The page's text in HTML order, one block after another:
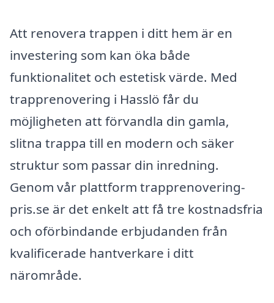
Att renovera trappen i ditt hem är en
investering som kan öka både
funktionalitet och estetisk värde. Med
trapprenovering i Hasslö får du
möjligheten att förvandla din gamla,
slitna trappa till en modern och säker
struktur som passar din inredning.
Genom vår plattform trapprenovering-
pris.se är det enkelt att få tre kostnadsfria
och oförbindande erbjudanden från
kvalificerade hantverkare i ditt
närområde.